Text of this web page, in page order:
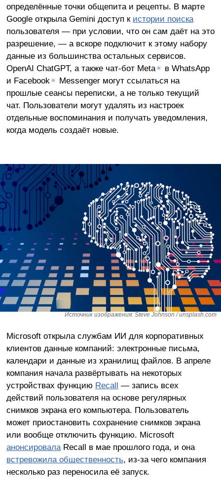
определённые точки общепита и рецепты. В марте
Google открыла Gemini доступ к истории поиска
пользователя — при условии, что он сам даёт на это
разрешение, — а вскоре подключит к этому набору
данные из большинства остальных сервисов.
OpenAI ChatGPT, а также чат-бот Meta✴ в WhatsApp
и Facebook✴ Messenger могут ссылаться на
прошлые сеансы переписки, а не только текущий
чат. Пользователи могут удалять из настроек
отдельные воспоминания и получать уведомления,
когда модель создаёт новые.
Источник изображения: Steve Johnson / unsplash.com
Microsoft открыла службам ИИ для корпоративных
клиентов данные компаний: электронные письма,
календари и данные из хранилищ файлов. В апреле
компания начала развёртывать на некоторых
устройствах функцию Recall — запись всех
действий пользователя на основе регулярных
снимков экрана его компьютера. Пользователь
может приостановить сохранение снимков экрана
или вообще отключить функцию. Microsoft
анонсировалаRecall в мае прошлого года, и она
встревожила общественность, из-за чего компания
несколько раз переносила её запуск.